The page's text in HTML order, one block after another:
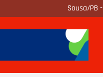
Sousa/PB -